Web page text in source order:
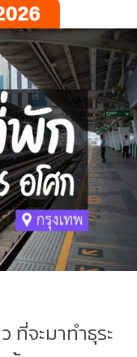
ที่จะมาทำธุระ